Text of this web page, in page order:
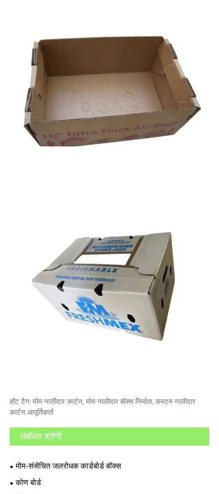
हॉट टैग: मोम नालीदार कार्टन, मोम नालीदार बॉक्स निर्माता, कस्टम नालीदार
कार्टन आपूर्तिकर्ता
संबंधित श्रेणी
मोम-संसेचित जलरोधक कार्डबोर्ड बॉक्स
कोण बोर्ड